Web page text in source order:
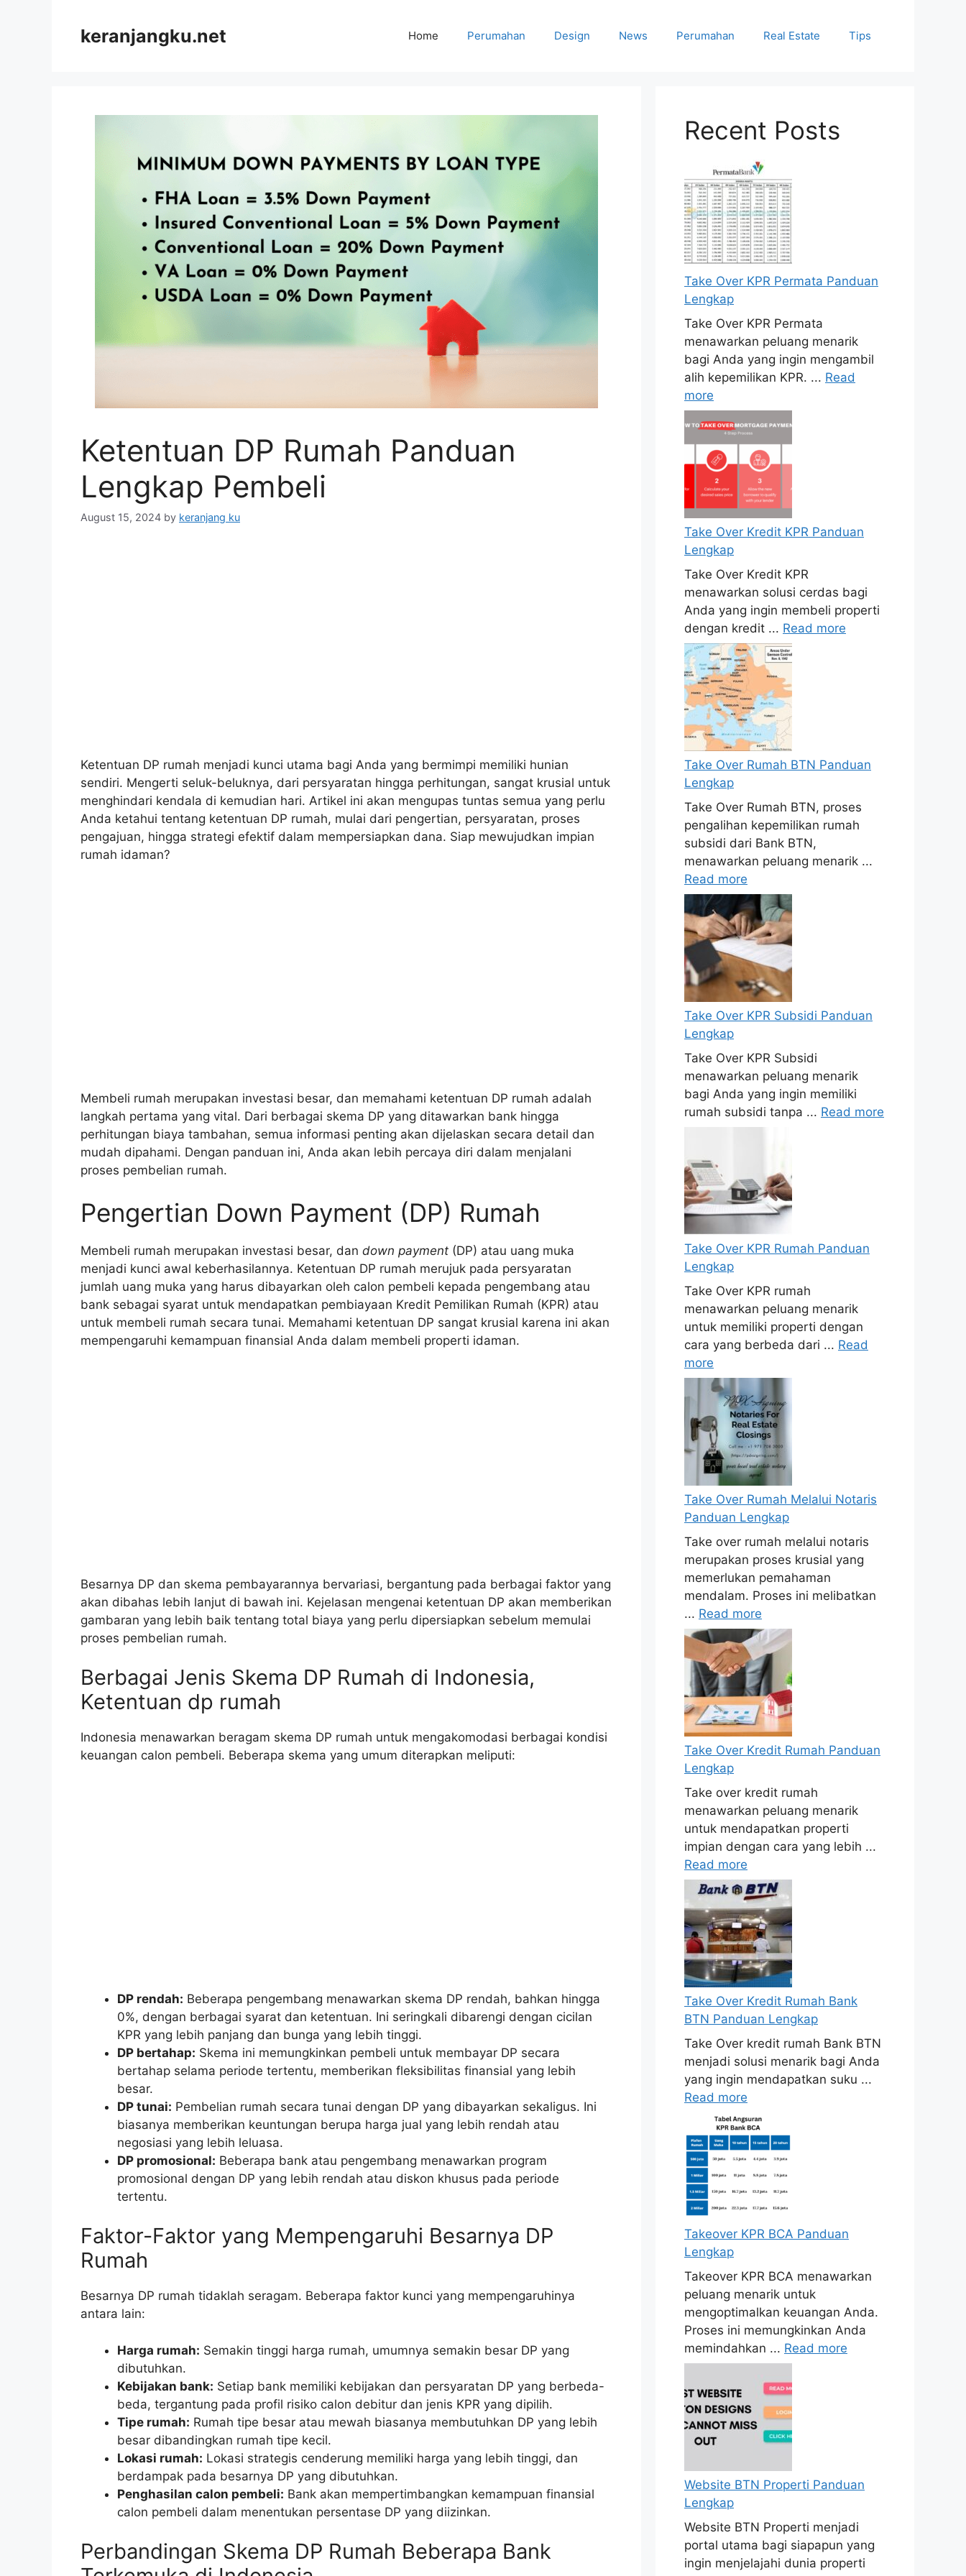
keranjangku.net Home Perumahan Design News Perumahan Real Estate Tips
Ketentuan DP Rumah Panduan
Lengkap Pembeli
August 15, 2024 by keranjang ku
Ketentuan DP rumah menjadi kunci utama bagi Anda yang bermimpi memiliki hunian
sendiri. Mengerti seluk-beluknya, dari persyaratan hingga perhitungan, sangat krusial untuk
menghindari kendala di kemudian hari. Artikel ini akan mengupas tuntas semua yang perlu
Anda ketahui tentang ketentuan DP rumah, mulai dari pengertian, persyaratan, proses
pengajuan, hingga strategi efektif dalam mempersiapkan dana. Siap mewujudkan impian
rumah idaman?
Membeli rumah merupakan investasi besar, dan memahami ketentuan DP rumah adalah
langkah pertama yang vital. Dari berbagai skema DP yang ditawarkan bank hingga
perhitungan biaya tambahan, semua informasi penting akan dijelaskan secara detail dan
mudah dipahami. Dengan panduan ini, Anda akan lebih percaya diri dalam menjalani
proses pembelian rumah.
Pengertian Down Payment (DP) Rumah
Membeli rumah merupakan investasi besar, dan down payment (DP) atau uang muka
menjadi kunci awal keberhasilannya. Ketentuan DP rumah merujuk pada persyaratan
jumlah uang muka yang harus dibayarkan oleh calon pembeli kepada pengembang atau
bank sebagai syarat untuk mendapatkan pembiayaan Kredit Pemilikan Rumah (KPR) atau
untuk membeli rumah secara tunai. Memahami ketentuan DP sangat krusial karena ini akan
mempengaruhi kemampuan finansial Anda dalam membeli properti idaman.
Besarnya DP dan skema pembayarannya bervariasi, bergantung pada berbagai faktor yang
akan dibahas lebih lanjut di bawah ini. Kejelasan mengenai ketentuan DP akan memberikan
gambaran yang lebih baik tentang total biaya yang perlu dipersiapkan sebelum memulai
proses pembelian rumah.
Berbagai Jenis Skema DP Rumah di Indonesia,
Ketentuan dp rumah
Indonesia menawarkan beragam skema DP rumah untuk mengakomodasi berbagai kondisi
keuangan calon pembeli. Beberapa skema yang umum diterapkan meliputi:
DP rendah: Beberapa pengembang menawarkan skema DP rendah, bahkan hingga
0%, dengan berbagai syarat dan ketentuan. Ini seringkali dibarengi dengan cicilan
KPR yang lebih panjang dan bunga yang lebih tinggi.
DP bertahap: Skema ini memungkinkan pembeli untuk membayar DP secara
bertahap selama periode tertentu, memberikan fleksibilitas finansial yang lebih
besar.
DP tunai: Pembelian rumah secara tunai dengan DP yang dibayarkan sekaligus. Ini
biasanya memberikan keuntungan berupa harga jual yang lebih rendah atau
negosiasi yang lebih leluasa.
DP promosional: Beberapa bank atau pengembang menawarkan program
promosional dengan DP yang lebih rendah atau diskon khusus pada periode
tertentu.
Faktor-Faktor yang Mempengaruhi Besarnya DP
Rumah
Besarnya DP rumah tidaklah seragam. Beberapa faktor kunci yang mempengaruhinya
antara lain:
Harga rumah: Semakin tinggi harga rumah, umumnya semakin besar DP yang
dibutuhkan.
Kebijakan bank: Setiap bank memiliki kebijakan dan persyaratan DP yang berbeda-
beda, tergantung pada profil risiko calon debitur dan jenis KPR yang dipilih.
Tipe rumah: Rumah tipe besar atau mewah biasanya membutuhkan DP yang lebih
besar dibandingkan rumah tipe kecil.
Lokasi rumah: Lokasi strategis cenderung memiliki harga yang lebih tinggi, dan
berdampak pada besarnya DP yang dibutuhkan.
Penghasilan calon pembeli: Bank akan mempertimbangkan kemampuan finansial
calon pembeli dalam menentukan persentase DP yang diizinkan.
Perbandingan Skema DP Rumah Beberapa Bank
Recent Posts
Take Over KPR Permata Panduan
Lengkap
Take Over KPR Permata
menawarkan peluang menarik
bagi Anda yang ingin mengambil
alih kepemilikan KPR. ... Read
more
Take Over Kredit KPR Panduan
Lengkap
Take Over Kredit KPR
menawarkan solusi cerdas bagi
Anda yang ingin membeli properti
dengan kredit ... Read more
Take Over Rumah BTN Panduan
Lengkap
Take Over Rumah BTN, proses
pengalihan kepemilikan rumah
subsidi dari Bank BTN,
menawarkan peluang menarik ...
Read more
Take Over KPR Subsidi Panduan
Lengkap
Take Over KPR Subsidi
menawarkan peluang menarik
bagi Anda yang ingin memiliki
rumah subsidi tanpa ... Read more
Take Over KPR Rumah Panduan
Lengkap
Take Over KPR rumah
menawarkan peluang menarik
untuk memiliki properti dengan
cara yang berbeda dari ... Read
more
Take Over Rumah Melalui Notaris
Panduan Lengkap
Take over rumah melalui notaris
merupakan proses krusial yang
memerlukan pemahaman
mendalam. Proses ini melibatkan
... Read more
Take Over Kredit Rumah Panduan
Lengkap
Take over kredit rumah
menawarkan peluang menarik
untuk mendapatkan properti
impian dengan cara yang lebih ...
Read more
Take Over Kredit Rumah Bank
BTN Panduan Lengkap
Take Over kredit rumah Bank BTN
menjadi solusi menarik bagi Anda
yang ingin mendapatkan suku ...
Read more
Takeover KPR BCA Panduan
Lengkap
Takeover KPR BCA menawarkan
peluang menarik untuk
mengoptimalkan keuangan Anda.
Proses ini memungkinkan Anda
memindahkan ... Read more
Website BTN Properti Panduan
Lengkap
Website BTN Properti menjadi
portal utama bagi siapapun yang
ingin menjelajahi dunia properti